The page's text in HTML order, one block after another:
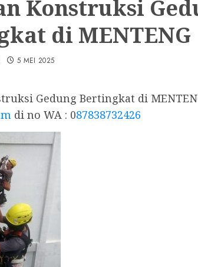
Konstruksi
di MENTENG
5 MEI 2025
Gedung Bertingkat di
di no WA : 087838732426